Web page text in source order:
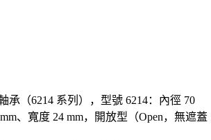
承（6214 系列），型號 6214：內徑 70
、寬度 24 mm，開放型（Open，無遮蓋